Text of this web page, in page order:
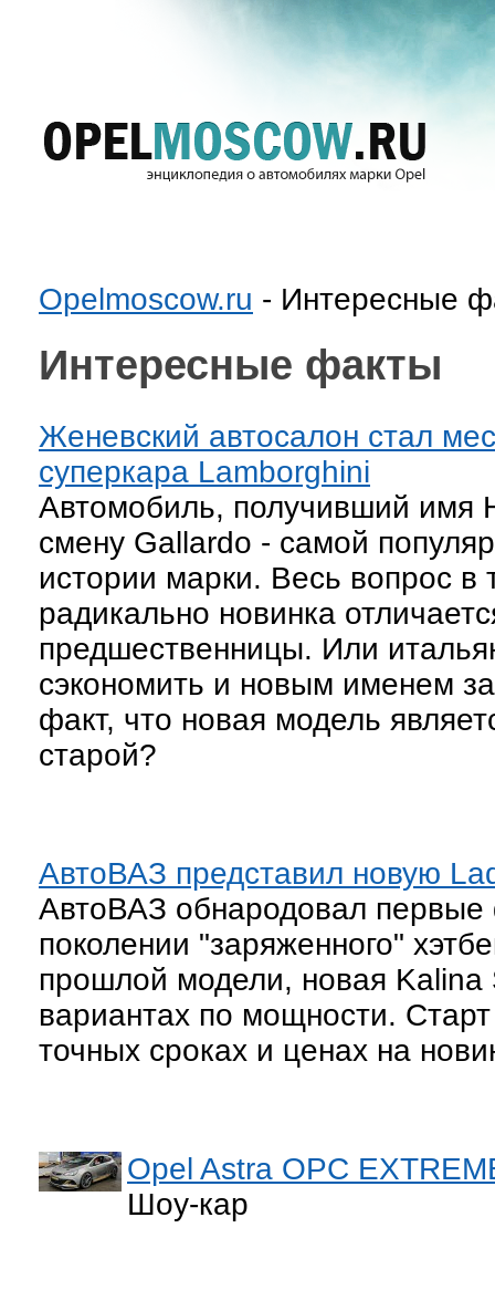
Opelmoscow.ru - Интересные
Интересные факты
Женевский автосалон стал
суперкара Lamborghini
Автомобиль, получивший имя
смену Gallardo - самой
истории марки. Весь вопрос в
радикально новинка
предшественницы. Или
сэкономить и новым именем
факт, что новая модель
старой?
АвтоВАЗ представил новую
АвтоВАЗ обнародовал
поколении "заряженного"
прошлой модели, новая Kalina
вариантах по мощности.
точных сроках и ценах на
Opel Astra OPC
Шоу-кар